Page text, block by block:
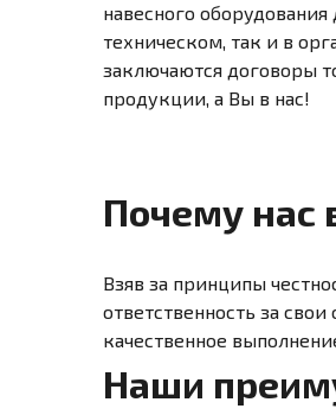
навесного
техническом, так и в
заключаются договоры
продукции, а Вы в нас!
Почему нас
Взяв за принципы
ответственность за
качественное
Наши